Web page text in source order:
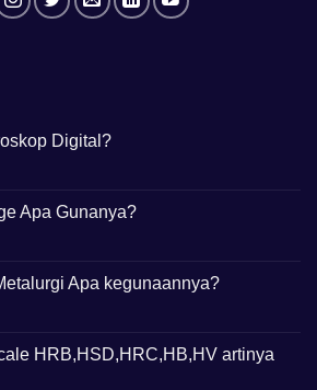
Digital?
Apa Gunanya?
Apa kegunaannya?
HRB,HSD,HRC,HB,HV artinya